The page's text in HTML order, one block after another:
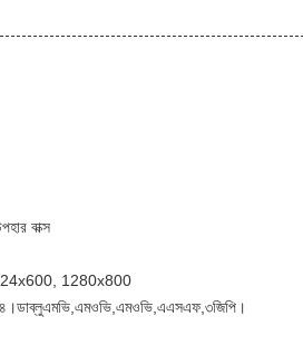
বাক্স
1280x800
ডাব্লুএমভি, এমওভি, এমওভি, এএসএফ,৩জিপি।